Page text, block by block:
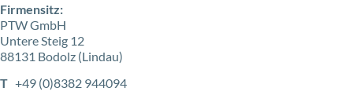
Firmensitz:
PTW GmbH
Untere Steig 12
88131 Bodolz (Lindau)
T +49 (0)8382 944094